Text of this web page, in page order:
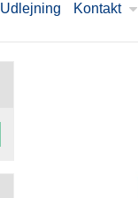
Udlejning Kontakt